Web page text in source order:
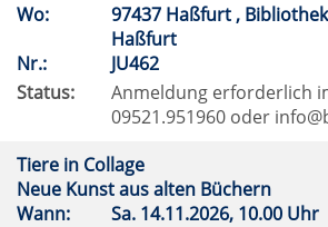
Wo:
97437 Haßfurt ,
Haßfurt
Nr.:
JU462
Status:
Anmeldung erforderlich
09521.951960 oder
Tiere in Collage
Neue Kunst aus alten Büchern
Wann:
Sa. 14.11.2026, 10.00 Uhr